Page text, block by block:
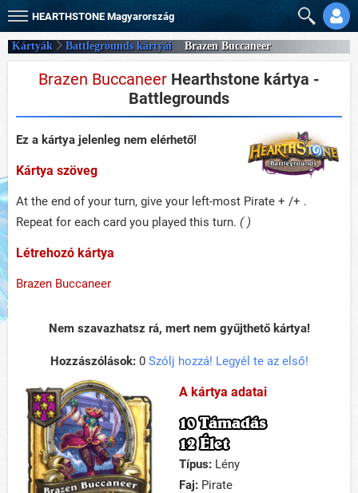
HEARTHSTONE Magyarország
Kártyák Battlegrounds kártyái Brazen Buccaneer
Brazen Buccaneer Hearthstone kártya -
Battlegrounds
Ez a kártya jelenleg nem elérhető!
Kártya szöveg
At the end of your turn, give your left-most Pirate + /+ .
Repeat for each card you played this turn. ( )
Létrehozó kártya
Brazen Buccaneer
Nem szavazhatsz rá, mert nem gyűjthető kártya!
Hozzászólások:0 Szólj hozzá! Legyél te az első!
A kártya adatai
10 Támadás
12 Élet
Típus: Lény
Faj: Pirate